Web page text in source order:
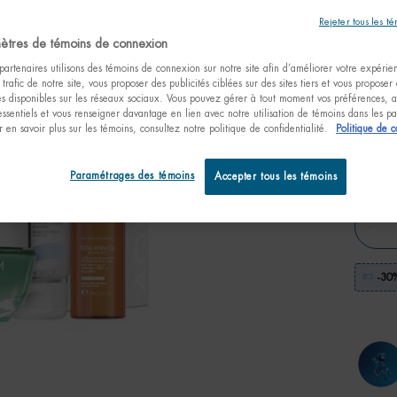
À vos
Coffret
-
de témoins de connexion
utilisons des témoins de connexion sur notre site afin d’améliorer votre
trafic de notre site, vous proposer des publicités ciblées sur des sites tiers et vous proposer
disponibles sur les réseaux sociaux. Vous pouvez gérer à tout moment vos préférences,
et vous renseigner davantage en lien avec notre utilisation de témoins dans les
en savoir plus sur les témoins, consultez notre politique de confidentialité.
Politique de
Accepter tous les témoins
Paramétrages des témoins
Rejeter tous les